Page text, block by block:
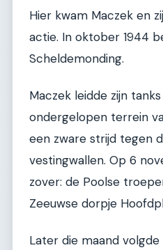
Hier kwam Maczek en
actie. In oktober 1944
Scheldemonding.
Maczek leidde zijn
ondergelopen terrein
een zware strijd tegen
vestingwallen. Op 6
zover: de Poolse
Zeeuwse dorpje
Later die maand